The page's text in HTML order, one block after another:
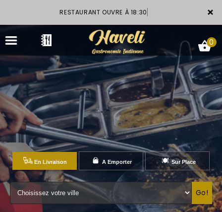
×
RESTAURANT OUVRE À 18:30
ACCUEIL
LA CARTE
VOTRE COMPTE
GALERIE
RÉSERVATION
0
En Livraison A Emporter Sur Place
Go!